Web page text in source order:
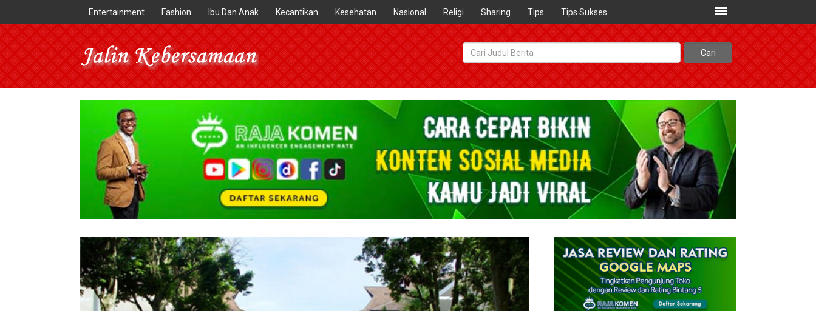
Entertainment Fashion Ibu Dan Anak Kecantikan Kesehatan Nasional Religi Sharing Tips Tips Sukses